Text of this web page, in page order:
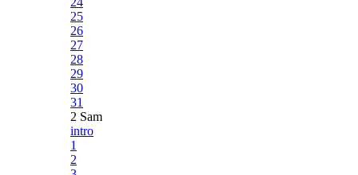
25
26
27
28
29
30
31
2 Sam
intro
1
2